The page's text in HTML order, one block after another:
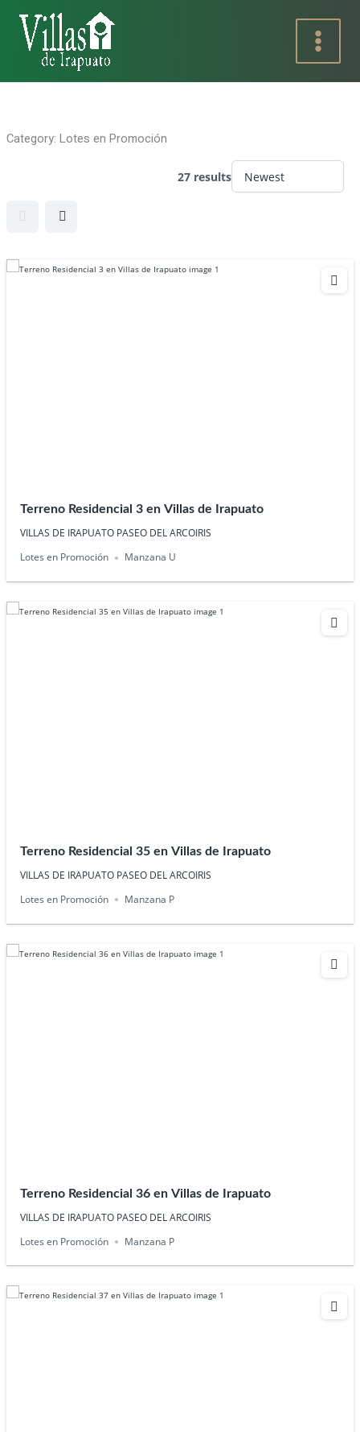
contenido
Category: Lotes en Promoción
27 results
Terreno Residencial 3 en Villas de Irapuato
VILLAS DE IRAPUATO PASEO DEL ARCOIRIS
Lotes en Promoción
Manzana U
Terreno Residencial 35 en Villas de Irapuato
VILLAS DE IRAPUATO PASEO DEL ARCOIRIS
Lotes en Promoción
Manzana P
Terreno Residencial 36 en Villas de Irapuato
VILLAS DE IRAPUATO PASEO DEL ARCOIRIS
Lotes en Promoción
Manzana P